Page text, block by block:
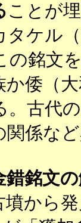
ことが
タケル
の銘文
か倭（
。古代
関係な
錯銘文
墳から